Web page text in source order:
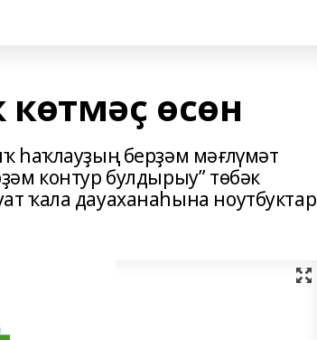
өсөн
һаҡлауҙың берҙәм мәғлүмәт
контур булдырыу” төбәк
ҡала дауаханаһына ноутбуктар